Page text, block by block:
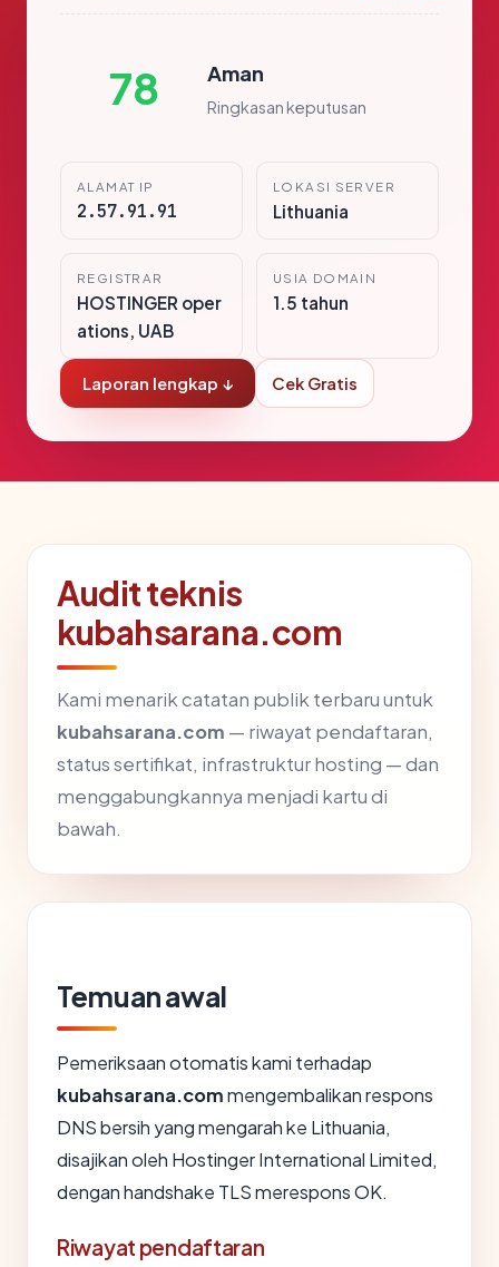
78 Aman
Ringkasan keputusan
ALAMAT IP
2.57.91.91
LOKASI SERVER
Lithuania
REGISTRAR
HOSTINGER oper
ations, UAB
USIA DOMAIN
1.5 tahun
Laporan lengkap ↓ Cek Gratis
Audit teknis
kubahsarana.com
Kami menarik catatan publik terbaru untuk
kubahsarana.com — riwayat pendaftaran,
status sertifikat, infrastruktur hosting — dan
menggabungkannya menjadi kartu di
bawah.
Temuan awal
Pemeriksaan otomatis kami terhadap
kubahsarana.commengembalikan respons
DNS bersih yang mengarah ke Lithuania,
disajikan oleh Hostinger International Limited,
dengan handshake TLS merespons OK.
Riwayat pendaftaran